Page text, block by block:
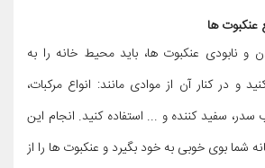
ها
و نابودی عنکبوت ها، باید محیط خانه را به
و در کنار آن از موادی مانند: انواع مرکبات،
سفید کننده و ... استفاده کنید. انجام این
شما بوی خوبی به خود بگیرد و عنکبوت ها را از